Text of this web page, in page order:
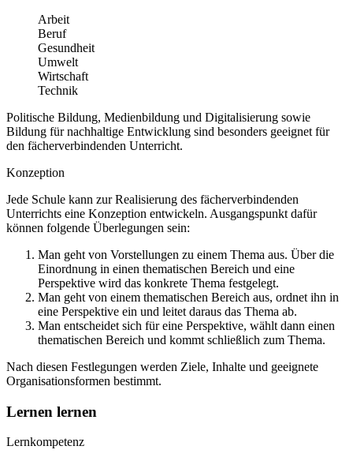
Arbeit
Beruf
Gesundheit
Umwelt
Wirtschaft
Technik
Politische Bildung, Medienbildung und Digitalisierung sowie
Bildung für nachhaltige Entwicklung sind besonders geeignet für
den fächerverbindenden Unterricht.
Konzeption
Jede Schule kann zur Realisierung des fächerverbindenden
Unterrichts eine Konzeption entwickeln. Ausgangspunkt dafür
können folgende Überlegungen sein:
Man geht von Vorstellungen zu einem Thema aus. Über die
Einordnung in einen thematischen Bereich und eine
Perspektive wird das konkrete Thema festgelegt.
Man geht von einem thematischen Bereich aus, ordnet ihn in
eine Perspektive ein und leitet daraus das Thema ab.
Man entscheidet sich für eine Perspektive, wählt dann einen
thematischen Bereich und kommt schließlich zum Thema.
Nach diesen Festlegungen werden Ziele, Inhalte und geeignete
Organisationsformen bestimmt.
Lernen lernen
Lernkompetenz